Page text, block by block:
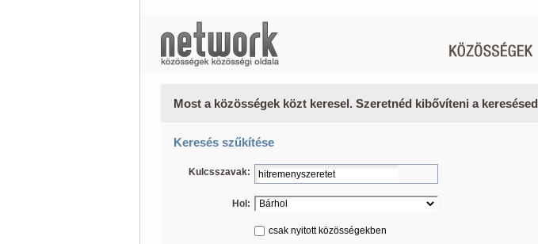
Most a közösségek közt keresel. Szeretnéd kibővíteni a keresésed
Keresés szűkítése
Kulcsszavak:
Hol:
csak nyitott közösségekben